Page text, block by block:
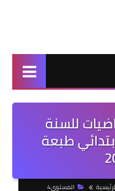
للسنة
طبعة
المستوى4